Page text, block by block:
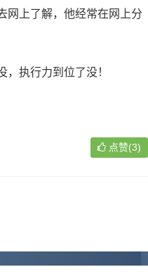
网上了解，他经常在网上分
执行力到位了没！
点赞(3)